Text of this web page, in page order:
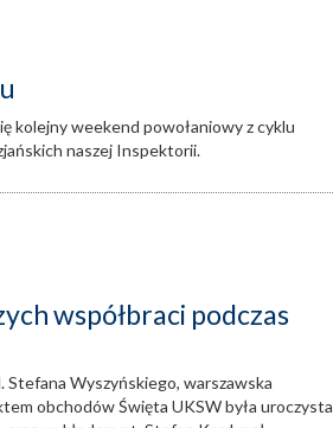
kolejny weekend powołaniowy z cyklu
naszej Inspektorii.
współbraci podczas
Stefana Wyszyńskiego, warszawska
obchodów Święta UKSW była uroczysta